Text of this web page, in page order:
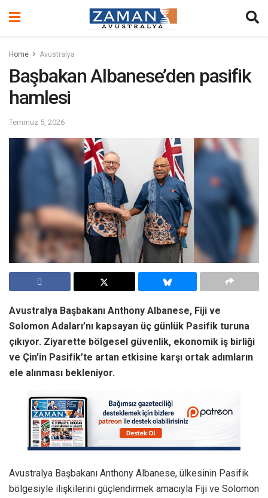
Home Avustralya
Başbakan Albanese’den pasifik
hamlesi
Temmuz 5, 2026
Avustralya Başbakanı Anthony Albanese, Fiji ve
Solomon Adaları’nı kapsayan üç günlük Pasifik turuna
çıkıyor. Ziyarette bölgesel güvenlik, ekonomik iş birliği
ve Çin’in Pasifik’te artan etkisine karşı ortak adımların
ele alınması bekleniyor.
Avustralya Başbakanı Anthony Albanese, ülkesinin Pasifik
bölgesiyle ilişkilerini güçlendirmek amacıyla Fiji ve Solomon